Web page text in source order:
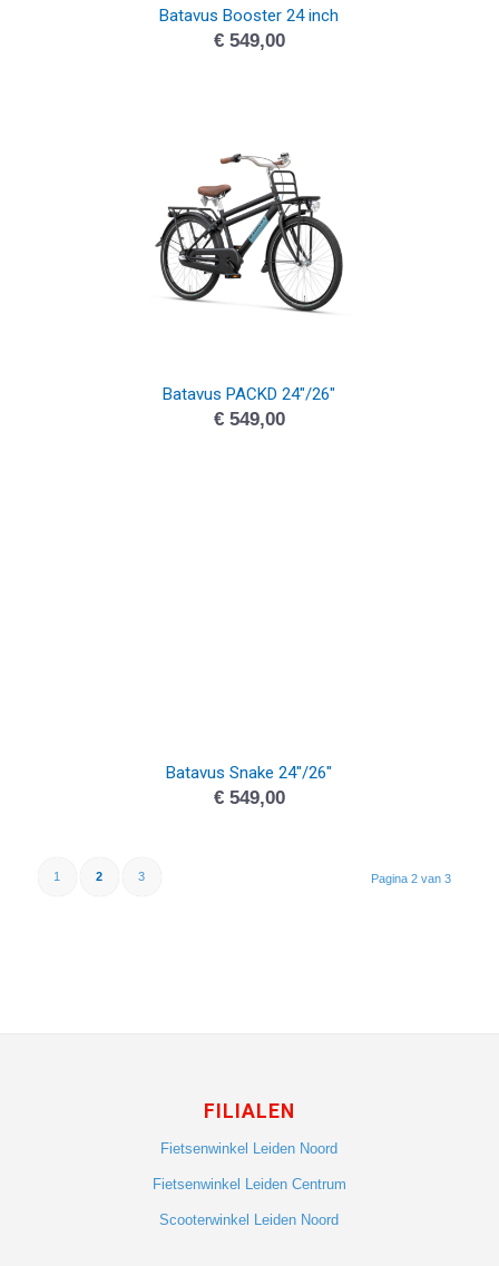
Batavus Booster 24 inch
€549,00
Batavus PACKD 24″/26″
€549,00
Batavus Snake 24″/26″
€549,00
Pagina 2 van 3
1 2 3
FILIALEN
Fietsenwinkel Leiden Noord
Fietsenwinkel Leiden Centrum
Scooterwinkel Leiden Noord